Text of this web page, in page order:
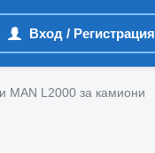
Вход / Регистрация
MAN L2000 за камиони